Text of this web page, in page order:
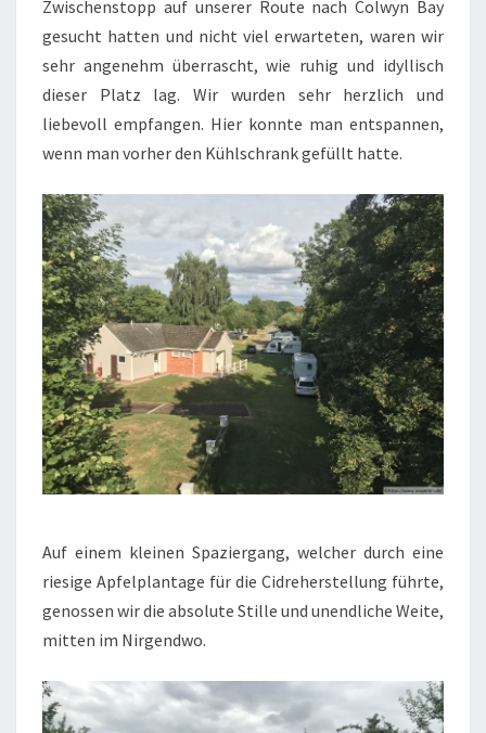
Zwischenstopp auf unserer Route nach Colwyn Bay
gesucht hatten und nicht viel erwarteten, waren wir
sehr angenehm überrascht, wie ruhig und idyllisch
dieser Platz lag. Wir wurden sehr herzlich und
liebevoll empfangen. Hier konnte man entspannen,
wenn man vorher den Kühlschrank gefüllt hatte.
Auf einem kleinen Spaziergang, welcher durch eine
riesige Apfelplantage für die Cidreherstellung führte,
genossen wir die absolute Stille und unendliche Weite,
mitten im Nirgendwo.